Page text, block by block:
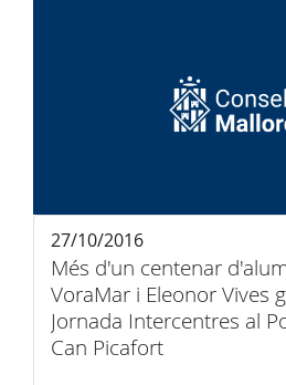
Més d'un centenar
VoraMar i Eleonor Vives
Jornada Intercentres al
Can Picafort
27/10/2016